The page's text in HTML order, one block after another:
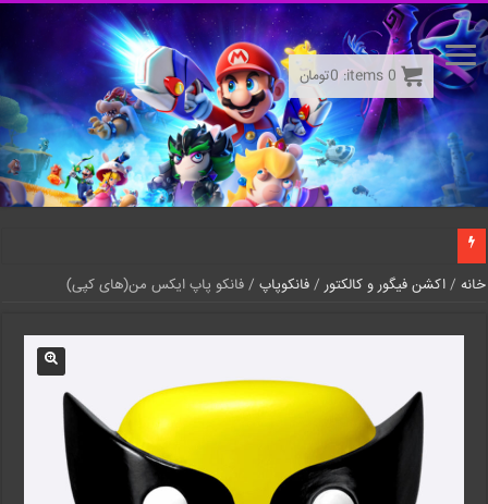
خانه /اکشن فیگور و کالکتور /فانکوپاپ / فانکو پاپ ایکس من(های کپی)
0
items:
0تومان